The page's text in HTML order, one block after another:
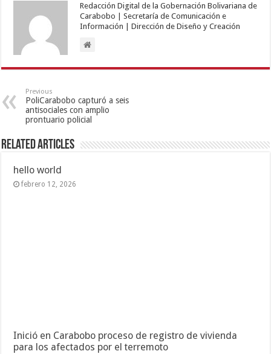
Redacción Digital de la Gobernación Bolivariana de
Carabobo | Secretaría de Comunicación e
Información | Dirección de Diseño y Creación
Previous
PoliCarabobo capturó a seis
antisociales con amplio
prontuario policial
Related Articles
hello world
febrero 12, 2026
Inició en Carabobo proceso de registro de vivienda
para los afectados por el terremoto